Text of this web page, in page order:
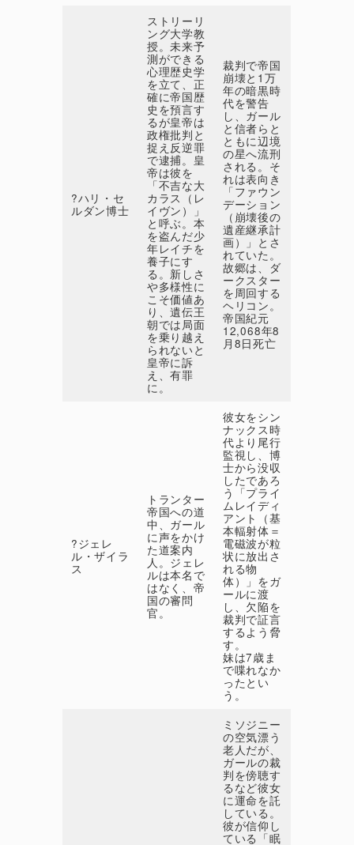
?ハリ・セ
ルダン博士
ストリーリ
ング大学教
授。未来予
測ができる
心理歴史学
を立て、正
確に帝国歴
史を預言す
るが皇帝は
政権批判と
捉え反逆罪
で逮捕。皇
帝は彼を
「不吉な大
カラス（レ
イヴン）」
と呼ぶ。本
を盗んだ少
年レイチを
養子にす
る。新しさ
や多様性に
こそ価値あ
り、遺伝王
朝では局面
を乗り越え
られないと
皇帝に訴
え、有罪
に。
裁判で帝国
崩壊と1万
年の暗黒時
代を警告
し、ガール
と信者らと
ともに辺境
の星へ流刑
される。そ
れは表向き
「ファウン
デーション
（崩壊後の
遺産継承計
画）」とさ
れていた。
故郷は、ダ
ークスター
を周回する
ヘリコン。
帝国紀元
12,068年8
月8日死亡
?ジェレ
ル・ザイラ
ス
トランター
帝国への道
中、ガール
に声をかけ
た道案内
人。ジェレ
ルは本名で
はなく、帝
国の審問
官。
彼女をシン
ナックス時
代より尾行
監視し、博
士から没収
したであろ
う「プライ
ムレイディ
アント（基
本輻射体＝
電磁波が粒
状に放出さ
れる物
体）」をガ
ールに渡
し、欠陥を
裁判で証言
するよう脅
す。
妹は7歳ま
で喋れなか
ったとい
う。
ミソジニー
の空気漂う
老人だが、
ガールの裁
判を傍聴す
るなど彼女
に運命を託
している。
彼が信仰し
ている「眠